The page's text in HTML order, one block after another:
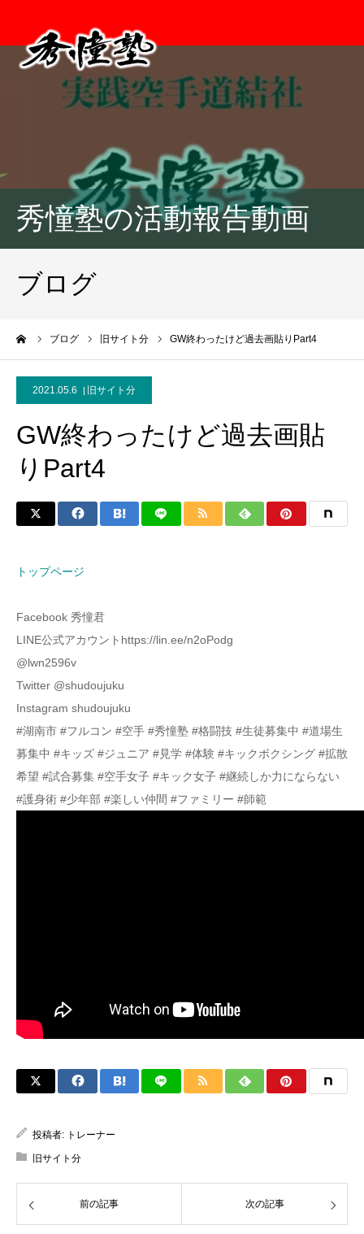
秀憧塾の活動報告動画
ブログ
ブログ 旧サイト分 GW終わったけど過去画貼りPart4
2021.05.6 旧サイト分
GW終わったけど過去画貼
りPart4
トップページ
Facebook 秀憧君
LINE公式アカウントhttps://lin.ee/n2oPodg
@lwn2596v
Twitter @shudoujuku
Instagram shudoujuku
#湖南市 #フルコン #空手 #秀憧塾 #格闘技 #生徒募集中 #道場生
募集中 #キッズ #ジュニア #見学 #体験 #キックボクシング #拡散
希望 #試合募集 #空手女子 #キック女子 #継続しか力にならない
#護身術 #少年部 #楽しい仲間 #ファミリー #師範
投稿者: トレーナー
旧サイト分
前の記事 次の記事